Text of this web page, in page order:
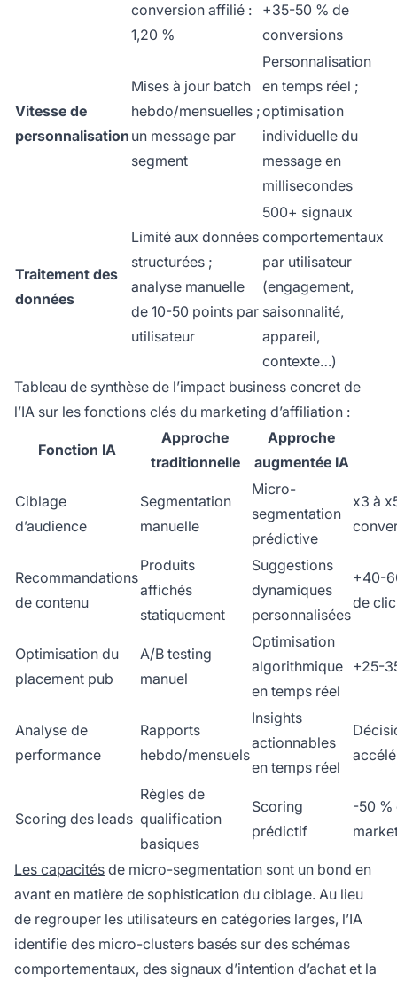
conversion affilié :
1,20 %
+35-50 % de
conversions
Vitesse de
personnalisation
Mises à jour batch
hebdo/mensuelles ;
un message par
segment
Personnalisation
en temps réel ;
optimisation
individuelle du
message en
millisecondes
Traitement des
données
Limité aux données
structurées ;
analyse manuelle
de 10-50 points par
utilisateur
500+ signaux
comportementaux
par utilisateur
(engagement,
saisonnalité,
appareil,
contexte…)
Tableau de synthèse de l’impact business concret de
l’IA sur les fonctions clés du marketing d’affiliation :
Fonction IA
Approche
traditionnelle
Approche
augmentée IA
Ciblage
d’audience
Segmentation
manuelle
Micro-
segmentation
prédictive
x3 à
Recommandations
de contenu
Produits
affichés
statiquement
Suggestions
dynamiques
personnalisées
+40-
de clic
Optimisation du
placement pub
A/B testing
manuel
Optimisation
algorithmique
en temps réel
+25-
Analyse de
performance
Rapports
hebdo/mensuels
Insights
actionnables
en temps réel
Scoring des leads
Règles de
qualification
basiques
Scoring
prédictif
-50 %
Les capacités de micro-segmentation sont un bond en
avant en matière de sophistication du ciblage. Au lieu
de regrouper les utilisateurs en catégories larges, l’IA
identifie des micro-clusters basés sur des schémas
comportementaux, des signaux d’intention d’achat et la